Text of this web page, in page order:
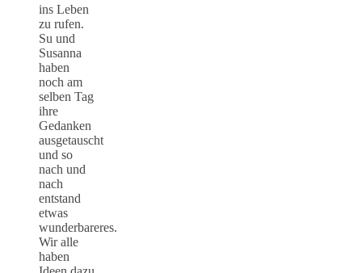
ins Leben
zu rufen.
Su und
Susanna
haben
noch am
selben Tag
ihre
Gedanken
ausgetauscht
und so
nach und
nach
entstand
etwas
wunderbareres.
Wir alle
haben